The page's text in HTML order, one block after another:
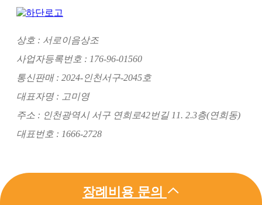
장례비용 문의
상호 : 서로이음상조
사업자등록번호 : 176-96-01560
통신판매 : 2024-인천서구-2045호
대표자명 : 고미영
주소 : 인천광역시 서구 연희로42번길 11. 2.3층(연희동)
대표번호 : 1666-2728